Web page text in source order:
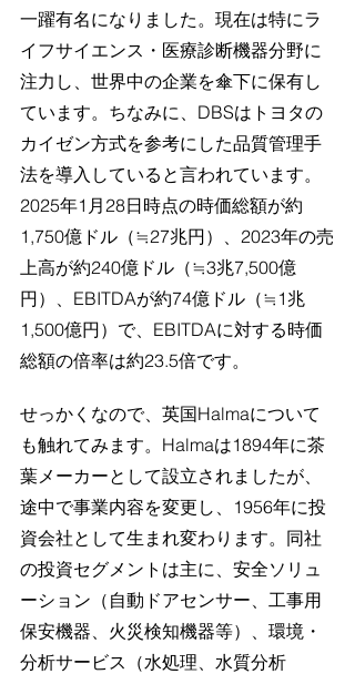
一躍有名になりました。現在は特にラ
イフサイエンス・医療診断機器分野に
注力し、世界中の企業を傘下に保有し
ています。ちなみに、DBSはトヨタの
カイゼン方式を参考にした品質管理手
法を導入していると言われています。
2025年1月28日時点の時価総額が約
1,750億ドル（≒27兆円）、2023年の売
上高が約240億ドル（≒3兆7,500億
円）、EBITDAが約74億ドル（≒1兆
1,500億円）で、EBITDAに対する時価
総額の倍率は約23.5倍です。
せっかくなので、英国Halmaについて
も触れてみます。Halmaは1894年に茶
葉メーカーとして設立されましたが、
途中で事業内容を変更し、1956年に投
資会社として生まれ変わります。同社
の投資セグメントは主に、安全ソリュ
ーション（自動ドアセンサー、工事用
保安機器、火災検知機器等）、環境・
分析サービス（水処理、水質分析